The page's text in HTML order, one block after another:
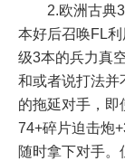
2.欧洲古典
本好后召唤FL
级3本的兵力真
和或者说打法并
的拖延对手，即
74+碎片迫击炮
随时拿下对手